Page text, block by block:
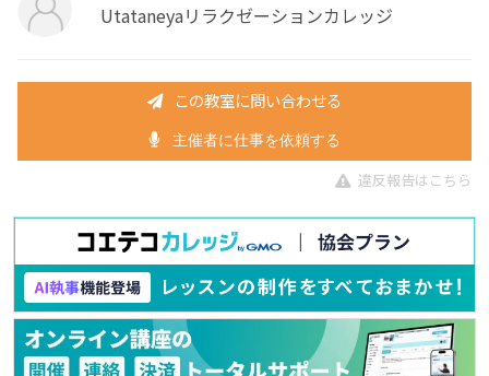
Utataneyaリラクゼーションカレッジ
この教室に問い合わせる
主催者に仕事を依頼する
違反報告はこちら